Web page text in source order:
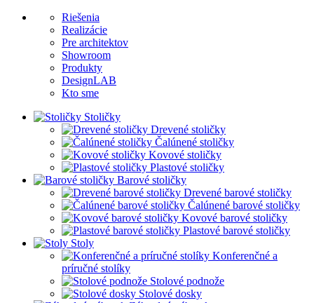
Riešenia
Realizácie
Pre architektov
Showroom
Produkty
DesignLAB
Kto sme
Stoličky
Drevené stoličky
Čalúnené stoličky
Kovové stoličky
Plastové stoličky
Barové stoličky
Drevené barové stoličky
Čalúnené barové stoličky
Kovové barové stoličky
Plastové barové stoličky
Stoly
Konferenčné a
príručné stolíky
Stolové podnože
Stolové dosky